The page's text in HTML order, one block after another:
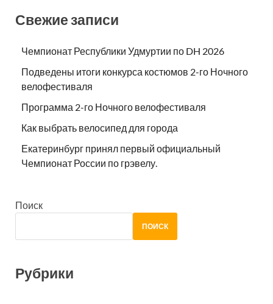
Свежие записи
Чемпионат Республики Удмуртии по DH 2026
Подведены итоги конкурса костюмов 2-го Ночного
велофестиваля
Программа 2-го Ночного велофестиваля
Как выбрать велосипед для города
Екатеринбург принял первый официальный
Чемпионат России по грэвелу.
Поиск
ПОИСК
Рубрики